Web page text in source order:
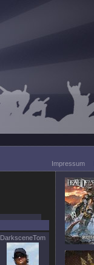
Impressum
DarksceneTom